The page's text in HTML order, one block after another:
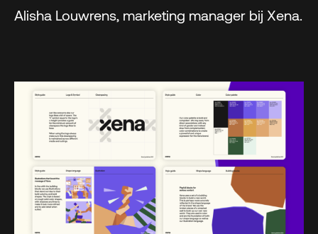
Alisha Louwrens, marketing manager bij Xena.